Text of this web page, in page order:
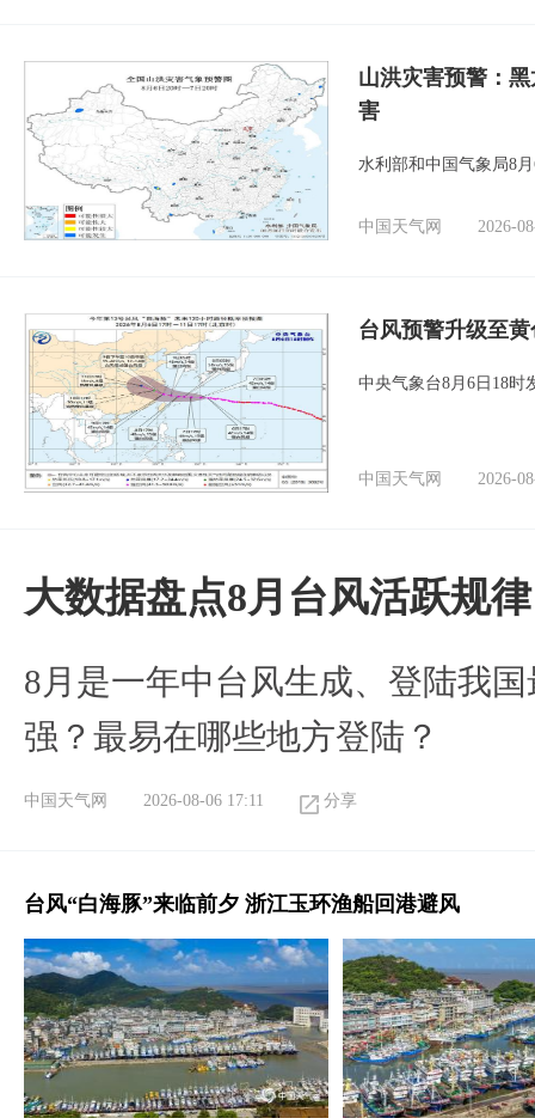
山洪灾害预警：
害
水利部和中国气象局8
中国天气网 2026-
台风预警升级至
中央气象台8月6日18时
中国天气网 2026-
大数据盘点8月台风活跃规律
8月是一年中台风生成、登陆我
强？最易在哪些地方登陆？
中国天气网 2026-08-06 17:11 分享
台风“白海豚”来临前夕 浙江玉环渔船回港避风